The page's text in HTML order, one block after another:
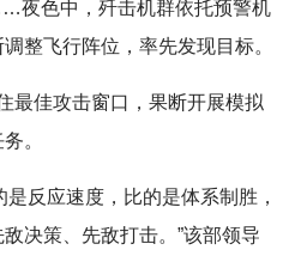
夜色中，歼击机群依托预警机
整飞行阵位，率先发现目标。
最佳攻击窗口，果断开展模拟
。
反应速度，比的是体系制胜，
决策、先敌打击。”该部领导